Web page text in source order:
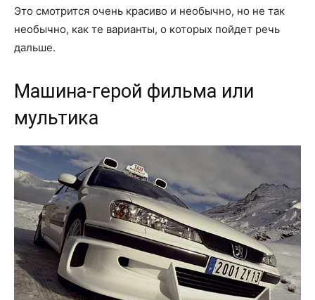
Это смотрится очень красиво и необычно, но не так
необычно, как те варианты, о которых пойдет речь
дальше.
Машина-герой фильма или
мультика